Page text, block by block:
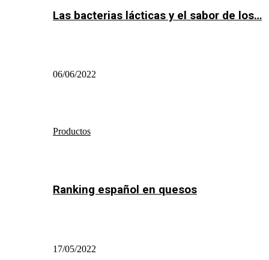
Las bacterias lácticas y el sabor de los…
06/06/2022
Productos
Ranking español en quesos
17/05/2022